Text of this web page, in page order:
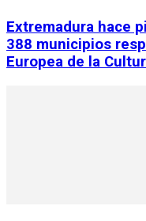
Extremadura hace
388 municipios
Europea de la